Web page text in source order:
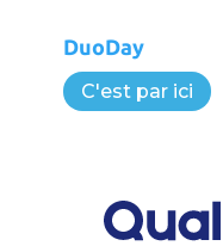
DuoDay
C'est par ici